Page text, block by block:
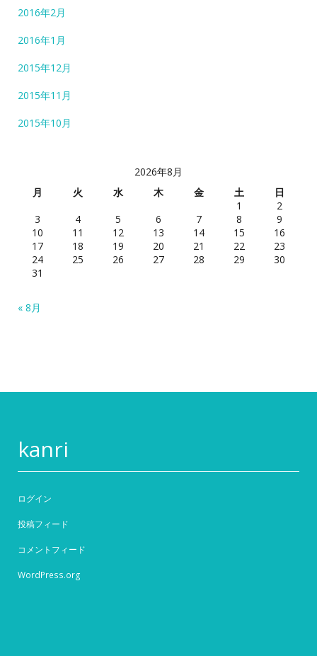
2016年2月
2016年1月
2015年12月
2015年11月
2015年10月
2026年8月
月
火 水 木 金 土
日
1
2
3
4 5 6 7 8
9
10
11 12 13 14 15
16
17
18 19 20 21 22
23
24
25 26 27 28 29
30
31
« 8月
kanri
ログイン
投稿フィード
コメントフィード
WordPress.org